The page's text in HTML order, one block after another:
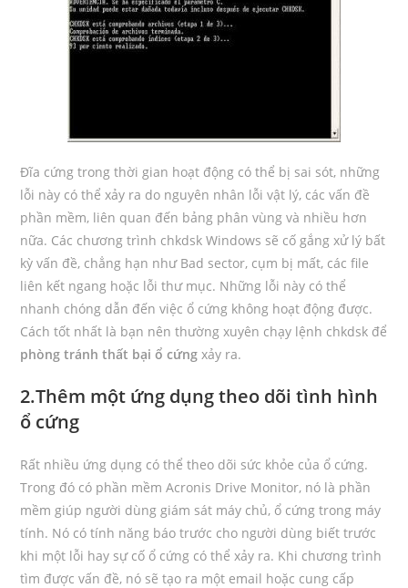
Đĩa cứng trong thời gian hoạt động có thể bị sai sót, những
lỗi này có thể xảy ra do nguyên nhân lỗi vật lý, các vấn đề
phần mềm, liên quan đến bảng phân vùng và nhiều hơn
nữa. Các chương trình chkdsk Windows sẽ cố gắng xử lý bất
kỳ vấn đề, chẳng hạn như Bad sector, cụm bị mất, các file
liên kết ngang hoặc lỗi thư mục. Những lỗi này có thể
nhanh chóng dẫn đến việc ổ cứng không hoạt động được.
Cách tốt nhất là bạn nên thường xuyên chạy lệnh chkdsk để
phòng tránh thất bại ổ cứng xảy ra.
2.Thêm một ứng dụng theo dõi tình hình
ổ cứng
Rất nhiều ứng dụng có thể theo dõi sức khỏe của ổ cứng.
Trong đó có phần mềm Acronis Drive Monitor, nó là phần
mềm giúp người dùng giám sát máy chủ, ổ cứng trong máy
tính. Nó có tính năng báo trước cho người dùng biết trước
khi một lỗi hay sự cố ổ cứng có thể xảy ra. Khi chương trình
tìm được vấn đề, nó sẽ tạo ra một email hoặc cung cấp